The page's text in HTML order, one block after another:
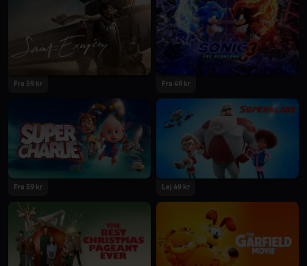
2024 2024
2024
Fra 59 kr Fra 49 kr
Fra 59 kr
2024
Lej 49 kr